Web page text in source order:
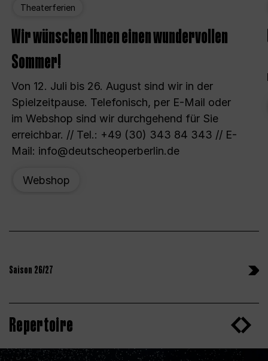
Theaterferien
Wir wünschen Ihnen einen wundervollen
Sommer!
Von 12. Juli bis 26. August sind wir in der
Spielzeitpause. Telefonisch, per E-Mail oder
im Webshop sind wir durchgehend für Sie
erreichbar. // Tel.: +49 (30) 343 84 343 // E-
Mail: info@deutscheoperberlin.de
Webshop
Saison 26/27
Repertoire